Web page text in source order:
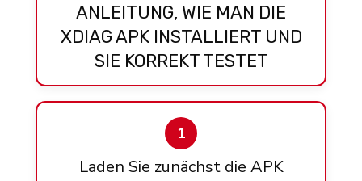
ANLEITUNG, WIE MAN DIE
XDIAG APK INSTALLIERT UND
SIE KORREKT TESTET
1
Laden Sie zunächst die APK